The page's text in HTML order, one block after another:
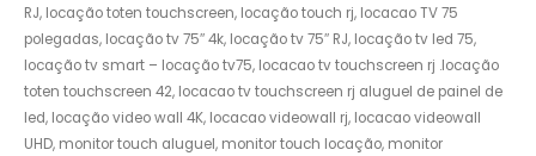
RJ, locação toten touchscreen, locação touch rj, locacao TV 75
polegadas, locação tv 75″ 4k, locação tv 75″ RJ, locação tv led 75,
locação tv smart – locação tv75, locacao tv touchscreen rj .locação
toten touchscreen 42, locacao tv touchscreen rj aluguel de painel de
led, locação video wall 4K, locacao videowall rj, locacao videowall
UHD, monitor touch aluguel, monitor touch locação, monitor